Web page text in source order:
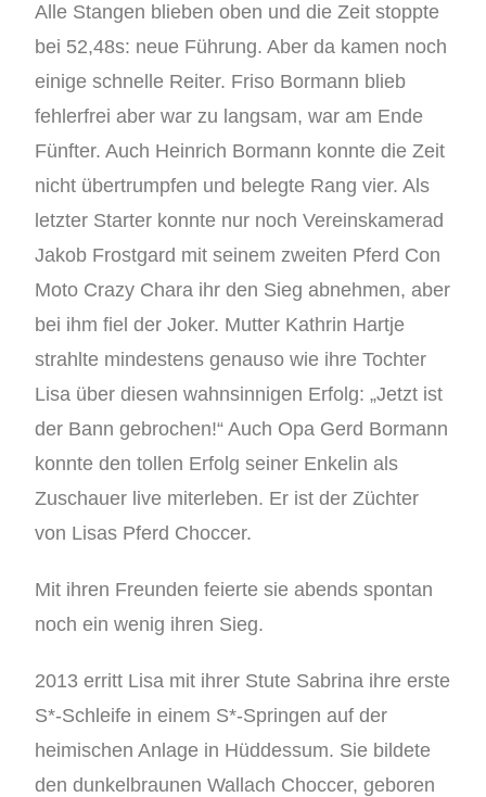
Alle Stangen blieben oben und die Zeit stoppte
bei 52,48s: neue Führung. Aber da kamen noch
einige schnelle Reiter. Friso Bormann blieb
fehlerfrei aber war zu langsam, war am Ende
Fünfter. Auch Heinrich Bormann konnte die Zeit
nicht übertrumpfen und belegte Rang vier. Als
letzter Starter konnte nur noch Vereinskamerad
Jakob Frostgard mit seinem zweiten Pferd Con
Moto Crazy Chara ihr den Sieg abnehmen, aber
bei ihm fiel der Joker. Mutter Kathrin Hartje
strahlte mindestens genauso wie ihre Tochter
Lisa über diesen wahnsinnigen Erfolg: „Jetzt ist
der Bann gebrochen!“ Auch Opa Gerd Bormann
konnte den tollen Erfolg seiner Enkelin als
Zuschauer live miterleben. Er ist der Züchter
von Lisas Pferd Choccer.
Mit ihren Freunden feierte sie abends spontan
noch ein wenig ihren Sieg.
2013 erritt Lisa mit ihrer Stute Sabrina ihre erste
S*-Schleife in einem S*-Springen auf der
heimischen Anlage in Hüddessum. Sie bildete
den dunkelbraunen Wallach Choccer, geboren